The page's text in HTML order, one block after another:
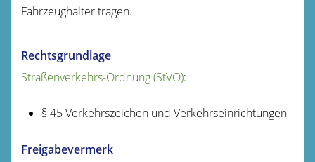
Fahrzeughalter tragen.
Rechtsgrundlage
Straßenverkehrs-Ordnung (StVO):
§ 45 Verkehrszeichen und Verkehrseinrichtungen
Freigabevermerk